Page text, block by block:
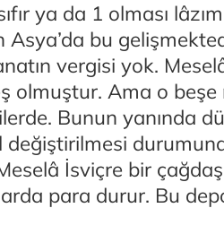
ya da 1 olması
bu
vergisi yok.
olmuştur. Ama o beşe
Bunun yanında
değiştirilmesi
İsviçre bir
para durur. Bu